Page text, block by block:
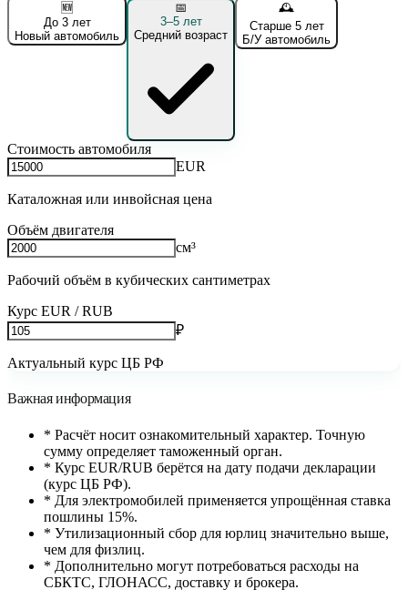
🆕
До 3 лет
Новый автомобиль
📅
3–5 лет
Средний возраст
🕰️
Старше 5 лет
Б/У автомобиль
Стоимость автомобиля
EUR
Каталожная или инвойсная цена
Объём двигателя
см³
Рабочий объём в кубических сантиметрах
Курс EUR / RUB
₽
Актуальный курс ЦБ РФ
Важная информация
* Расчёт носит ознакомительный характер. Точную
сумму определяет таможенный орган.
* Курс EUR/RUB берётся на дату подачи декларации
(курс ЦБ РФ).
* Для электромобилей применяется упрощённая ставка
пошлины 15%.
* Утилизационный сбор для юрлиц значительно выше,
чем для физлиц.
* Дополнительно могут потребоваться расходы на
СБКТС, ГЛОНАСС, доставку и брокера.